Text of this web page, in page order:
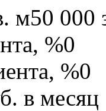
м50 000
%0
%0
в месяц